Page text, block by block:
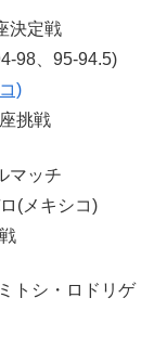
決定戦
98、95-94.5)
)
挑戦
マッチ
(メキシコ)
トシ・ロドリゲ